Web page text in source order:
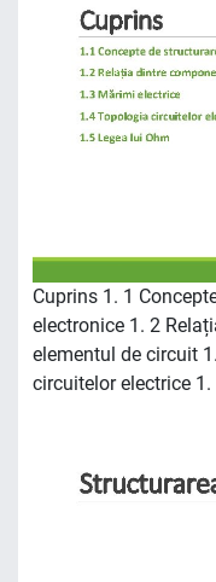
Cuprins 1. 1
electronice 1. 2
elementul de circuit
circuitelor electrice